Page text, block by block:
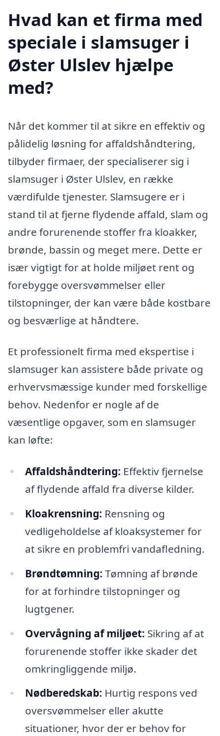
Hvad kan et firma med
speciale i slamsuger i
Øster Ulslev hjælpe
med?
Når det kommer til at sikre en effektiv og
pålidelig løsning for affaldshåndtering,
tilbyder firmaer, der specialiserer sig i
slamsuger i Øster Ulslev, en række
værdifulde tjenester. Slamsugere er i
stand til at fjerne flydende affald, slam og
andre forurenende stoffer fra kloakker,
brønde, bassin og meget mere. Dette er
især vigtigt for at holde miljøet rent og
forebygge oversvømmelser eller
tilstopninger, der kan være både kostbare
og besværlige at håndtere.
Et professionelt firma med ekspertise i
slamsuger kan assistere både private og
erhvervsmæssige kunder med forskellige
behov. Nedenfor er nogle af de
væsentlige opgaver, som en slamsuger
kan løfte:
Affaldshåndtering: Effektiv fjernelse
af flydende affald fra diverse kilder.
Kloakrensning: Rensning og
vedligeholdelse af kloaksystemer for
at sikre en problemfri vandafledning.
Brøndtømning: Tømning af brønde
for at forhindre tilstopninger og
lugtgener.
Overvågning af miljøet: Sikring af at
forurenende stoffer ikke skader det
omkringliggende miljø.
Nødberedskab: Hurtig respons ved
oversvømmelser eller akutte
situationer, hvor der er behov for